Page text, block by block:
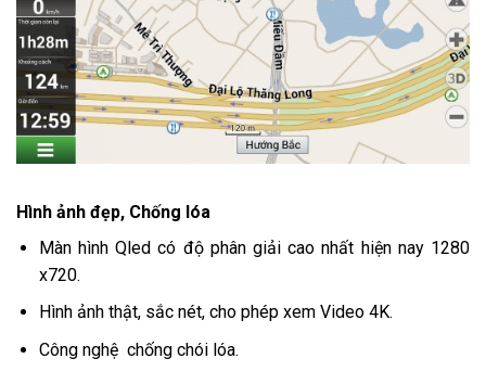
Hình ảnh đẹp, Chống lóa
Màn hình Qled có độ phân giải cao nhất hiện nay 1280
x720.
Hình ảnh thật, sắc nét, cho phép xem Video 4K.
Công nghệ chống chói lóa.